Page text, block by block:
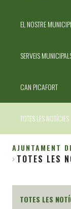
EL NOSTRE MUNICIPI
SERVEIS
CAN PICAFORT
TOTES LES NOTÍCIES
Fil
AJUNTAMENT
TOTES LES
TOTES LES